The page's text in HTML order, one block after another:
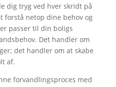
dig tryg ved hver skridt på
forstå netop dine behov og
passer til din boligs
Det handler om
det handler om at skabe
af.
forvandlingsproces med